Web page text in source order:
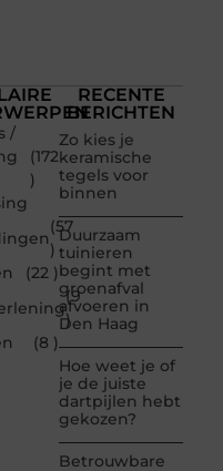
/
(172
)
(57
)
(22 )
(9
)
(8 )
RECENTE
BERICHTEN
Zo kies je
keramische
tegels voor
binnen
Duurzaam
tuinieren
begint met
groenafval
afvoeren in
Den Haag
Hoe weet je of
je de juiste
dartpijlen hebt
gekozen?
Betrouwbare